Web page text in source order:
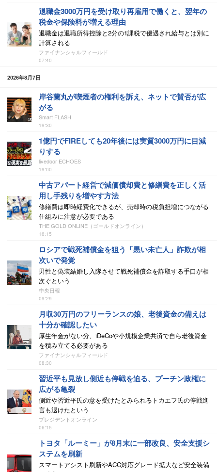
退職金3000万円を受け取り再雇用で働くと、翌年の
税金や保険料が増える理由
退職金は退職所得控除と2分の1課税で優遇され給与とは別に
計算される
ファイナンシャルフィールド
07:40
2026年8月7日
岸谷蘭丸が喫煙者の権利を訴え、ネットで賛否が広
がる
Smart FLASH
19:30
1億円でFIREしても20年後には実質3000万円に目減
りする
livedoor ECHOES
19:00
中古アパート経営で減価償却費と修繕費を正しく活
用し手残りを増やす方法
修繕費は即時経費化できるが、売却時の税負担増につながる
仕組みに注意が必要である
THE GOLD ONLINE（ゴールドオンライン）
16:15
ロシアで戦死補償金を狙う「黒い未亡人」詐欺が相
次いで発覚
男性と偽装結婚し入隊させて戦死補償金を詐取する手口が相
次ぐという
中央日報
09:29
月収30万円のフリーランスの娘、老後資金の備えは
十分か確認したい
厚生年金がない分、iDeCoや小規模企業共済で自ら老後資金
を積み立てる必要がある
ファイナンシャルフィールド
08:30
習近平も見放し側近も停戦を迫る、プーチン政権に
広がる亀裂
側近や習近平氏の意を受けたとみられるトカエフ氏の停戦進
言も退けたという
プレジデントオンライン
06:15
トヨタ「ルーミー」が8月末に一部改良、安全支援シ
ステムを刷新
スマートアシスト刷新やACC対応グレード拡大など安全装備